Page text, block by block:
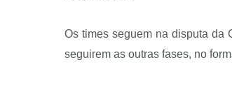
Os times seguem na disputa da
seguirem as outras fases, no